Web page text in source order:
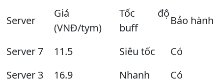
Server
Giá
(VNĐ/tym)
Tốc độ
buff
Bảo hành
Server 7 11.5 Siêu tốc
Có
Server 3
16.9 Nhanh
Có